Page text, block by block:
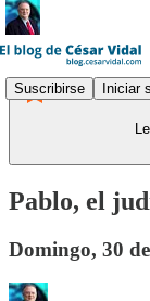
Suscribirse Iniciar
Pablo, el
Domingo, 30